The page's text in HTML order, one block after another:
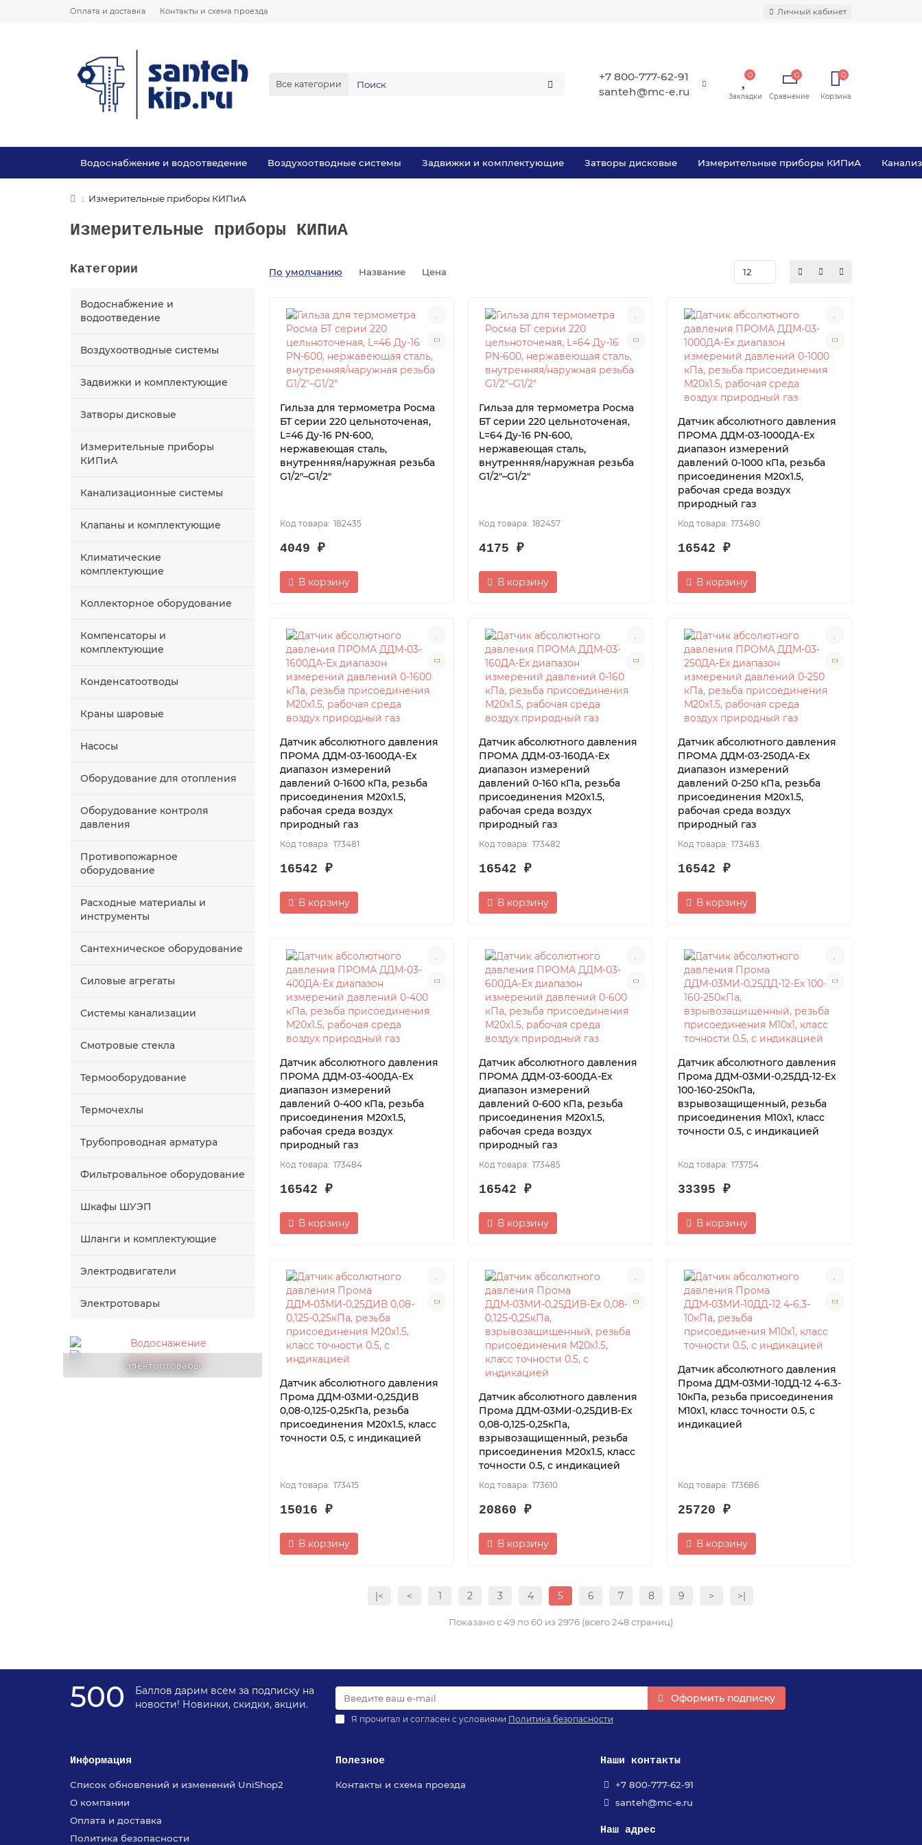
Оплата и доставка Контакты и схема проезда Личный кабинет
Все категории
+7 800-777-62-91
santeh@mc-e.ru
0 0 0
Водоснабжение и водоотведение Воздухоотводные системы Задвижки и комплектующие Затворы дисковые Измерительные приборы КИПиА
Измерительные приборы КИПиА
Измерительные приборы КИПиА
Категории
Водоснабжение и
водоотведение
Воздухоотводные системы
Задвижки и комплектующие
Затворы дисковые
Измерительные приборы
КИПиА
Канализационные системы
Клапаны и комплектующие
Климатические
комплектующие
Коллекторное оборудование
Компенсаторы и
комплектующие
Конденсатоотводы
Краны шаровые
Насосы
Оборудование для отопления
Оборудование контроля
давления
Противопожарное
оборудование
Расходные материалы и
инструменты
Сантехническое оборудование
Силовые агрегаты
Системы канализации
Смотровые стекла
Термооборудование
Термочехлы
Трубопроводная арматура
Фильтровальное оборудование
Шкафы ШУЭП
Шланги и комплектующие
Электродвигатели
Электротовары
Водоснажение
Электротовары
По умолчанию Название Цена
Гильза для термометра Росма
БТ серии 220 цельноточеная,
L=46 Ду-16 PN-600,
нержавеющая сталь,
внутренняя/наружная резьба
G1/2″–G1/2″
182435
4049 ₽
В корзину
Гильза для термометра Росма
БТ серии 220 цельноточеная,
L=64 Ду-16 PN-600,
нержавеющая сталь,
внутренняя/наружная резьба
G1/2″–G1/2″
182457
4175 ₽
В корзину
Датчик абсолютного давления
ПРОМА ДДМ-03-1000ДА-Ех
диапазон измерений
давлений 0-1000 кПа, резьба
присоединения М20х1.5,
рабочая среда воздух
природный газ
173480
16542 ₽
В корзину
Датчик абсолютного давления
ПРОМА ДДМ-03-1600ДА-Ех
диапазон измерений
давлений 0-1600 кПа, резьба
присоединения М20х1.5,
рабочая среда воздух
природный газ
173481
16542 ₽
В корзину
Датчик абсолютного давления
ПРОМА ДДМ-03-160ДА-Ех
диапазон измерений
давлений 0-160 кПа, резьба
присоединения М20х1.5,
рабочая среда воздух
природный газ
173482
16542 ₽
В корзину
Датчик абсолютного давления
ПРОМА ДДМ-03-250ДА-Ех
диапазон измерений
давлений 0-250 кПа, резьба
присоединения М20х1.5,
рабочая среда воздух
природный газ
173483
16542 ₽
В корзину
Датчик абсолютного давления
ПРОМА ДДМ-03-400ДА-Ех
диапазон измерений
давлений 0-400 кПа, резьба
присоединения М20х1.5,
рабочая среда воздух
природный газ
173484
16542 ₽
В корзину
Датчик абсолютного давления
ПРОМА ДДМ-03-600ДА-Ех
диапазон измерений
давлений 0-600 кПа, резьба
присоединения М20х1.5,
рабочая среда воздух
природный газ
173485
16542 ₽
В корзину
Датчик абсолютного давления
Прома ДДМ-03МИ-0,25ДД-12-Ех
100-160-250кПа,
взрывозащищенный, резьба
присоединения М10х1, класс
точности 0.5, с индикацией
173754
33395 ₽
В корзину
Датчик абсолютного давления
Прома ДДМ-03МИ-0,25ДИВ
0,08-0,125-0,25кПа, резьба
присоединения М20х1.5, класс
точности 0.5, с индикацией
173415
15016 ₽
В корзину
Датчик абсолютного давления
Прома ДДМ-03МИ-0,25ДИВ-Ех
0,08-0,125-0,25кПа,
взрывозащищенный, резьба
присоединения М20х1.5, класс
точности 0.5, с индикацией
173610
20860 ₽
В корзину
Датчик абсолютного давления
Прома ДДМ-03МИ-10ДД-12 4-6.3-
10кПа, резьба присоединения
М10х1, класс точности 0.5, с
индикацией
173686
25720 ₽
В корзину
|< < 1 2 3 4 5 6 7 8 9 > >|
Показано с 49 по 60 из 2976 (всего 248 страниц)
500
Баллов дарим всем за подписку на
новости! Новинки, скидки, акции.
Оформить подписку
Я прочитал и согласен с условиями Политика безопасности
Информация
Список обновлений и изменений UniShop2
О компании
Оплата и доставка
Политика безопасности
Полезное
Контакты и схема проезда
Наши контакты
+7 800-777-62-91
santeh@mc-e.ru
Наш адрес